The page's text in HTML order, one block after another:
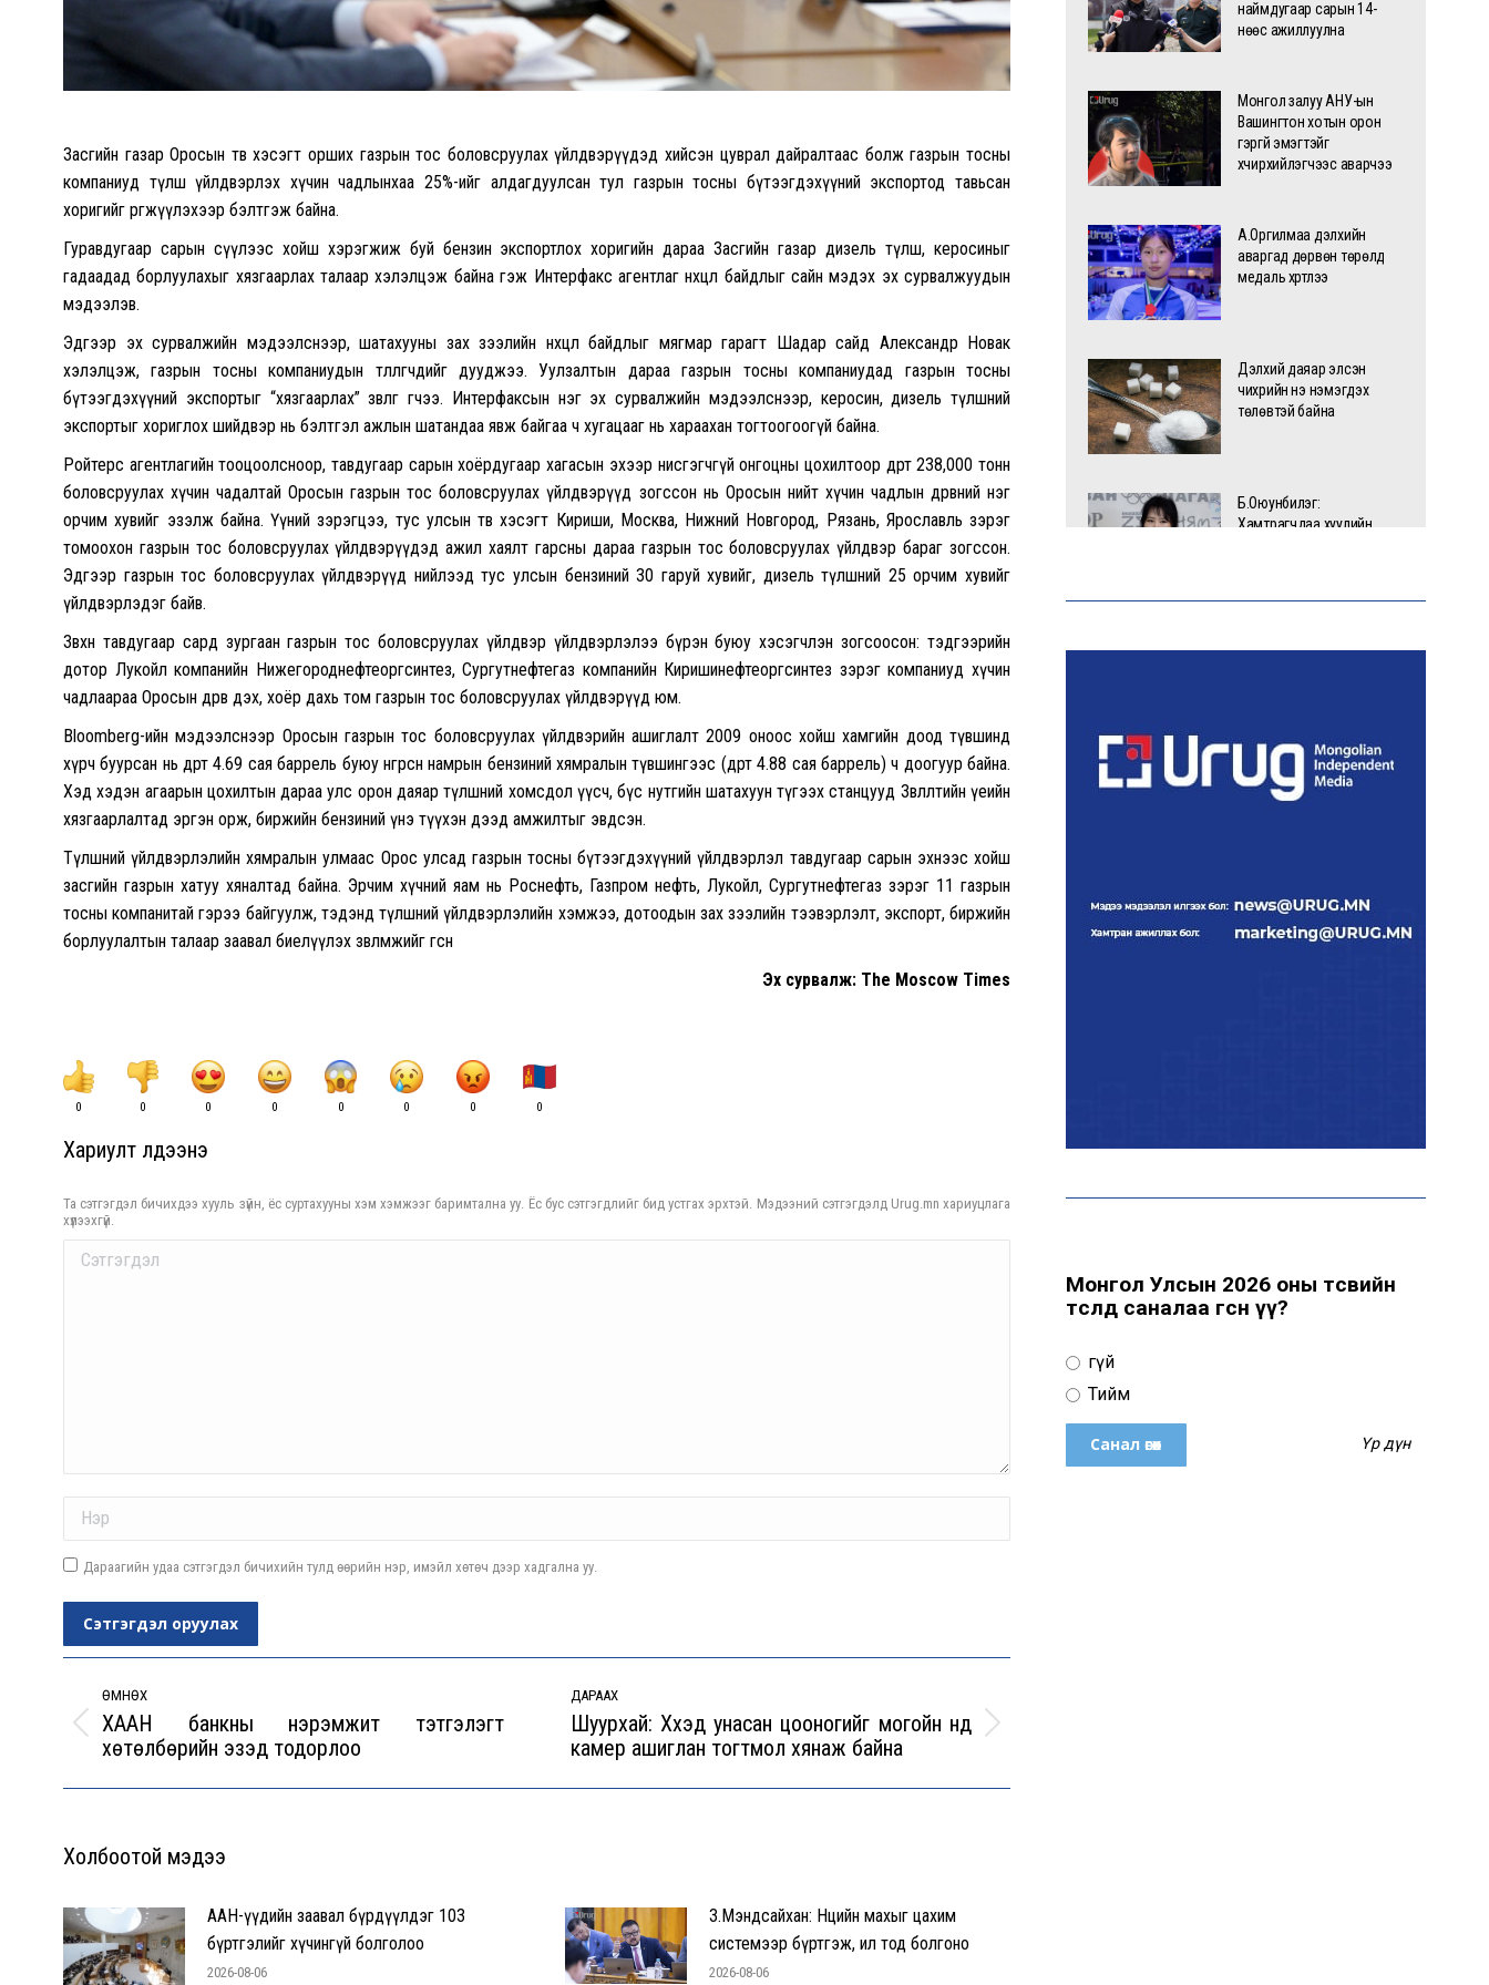
Засгийн газар Оросын төв хэсэгт орших газрын тос боловсруулах үйлдвэрүүдэд хийсэн цуврал дайралтаас болж газрын тосны
компаниуд түлш үйлдвэрлэх хүчин чадлынхаа 25%-ийг алдагдуулсан тул газрын тосны бүтээгдэхүүний экспортод тавьсан
хоригийг өргөжүүлэхээр бэлтгэж байна.
Гуравдугаар сарын сүүлээс хойш хэрэгжиж буй бензин экспортлох хоригийн дараа Засгийн газар дизель түлш, керосиныг
гадаадад борлуулахыг хязгаарлах талаар хэлэлцэж байна гэж Интерфакс агентлаг нөхцөл байдлыг сайн мэдэх эх сурвалжуудын
мэдээлэв.
Эдгээр эх сурвалжийн мэдээлснээр, шатахууны зах зээлийн нөхцөл байдлыг мягмар гарагт Шадар сайд Александр Новак
хэлэлцэж, газрын тосны компаниудын төлөөлөгчдийг дууджээ. Уулзалтын дараа газрын тосны компаниудад газрын тосны
бүтээгдэхүүний экспортыг “хязгаарлах” зөвлөгөө өгчээ. Интерфаксын нэг эх сурвалжийн мэдээлснээр, керосин, дизель түлшний
экспортыг хориглох шийдвэр нь бэлтгэл ажлын шатандаа явж байгаа ч хугацааг нь хараахан тогтоогоогүй байна.
Ройтерс агентлагийн тооцоолсноор, тавдугаар сарын хоёрдугаар хагасын эхээр нисгэгчгүй онгоцны цохилтоор өдөрт 238,000 тонн
боловсруулах хүчин чадалтай Оросын газрын тос боловсруулах үйлдвэрүүд зогссон нь Оросын нийт хүчин чадлын дөрөвний нэг
орчим хувийг эзэлж байна. Үүний зэрэгцээ, тус улсын төв хэсэгт Кириши, Москва, Нижний Новгород, Рязань, Ярославль зэрэг
томоохон газрын тос боловсруулах үйлдвэрүүдэд ажил хаялт гарсны дараа газрын тос боловсруулах үйлдвэр бараг зогссон.
Эдгээр газрын тос боловсруулах үйлдвэрүүд нийлээд тус улсын бензиний 30 гаруй хувийг, дизель түлшний 25 орчим хувийг
үйлдвэрлэдэг байв.
Зөвхөн тавдугаар сард зургаан газрын тос боловсруулах үйлдвэр үйлдвэрлэлээ бүрэн буюу хэсэгчлэн зогсоосон: тэдгээрийн
дотор Лукойл компанийн Нижегороднефтеоргсинтез, Сургутнефтегаз компанийн Киришинефтеоргсинтез зэрэг компаниуд хүчин
чадлаараа Оросын дөрөв дэх, хоёр дахь том газрын тос боловсруулах үйлдвэрүүд юм.
Bloomberg-ийн мэдээлснээр Оросын газрын тос боловсруулах үйлдвэрийн ашиглалт 2009 оноос хойш хамгийн доод түвшинд
хүрч буурсан нь өдөрт 4.69 сая баррель буюу өнгөрсөн намрын бензиний хямралын түвшингээс (өдөрт 4.88 сая баррель) ч доогуур байна.
Хэд хэдэн агаарын цохилтын дараа улс орон даяар түлшний хомсдол үүсч, бүс нутгийн шатахуун түгээх станцууд Зөвлөлтийн үеийн
хязгаарлалтад эргэн орж, биржийн бензиний үнэ түүхэн дээд амжилтыг эвдсэн.
Түлшний үйлдвэрлэлийн хямралын улмаас Орос улсад газрын тосны бүтээгдэхүүний үйлдвэрлэл тавдугаар сарын эхнээс хойш
засгийн газрын хатуу хяналтад байна. Эрчим хүчний яам нь Роснефть, Газпром нефть, Лукойл, Сургутнефтегаз зэрэг 11 газрын
тосны компанитай гэрээ байгуулж, тэдэнд түлшний үйлдвэрлэлийн хэмжээ, дотоодын зах зээлийн тээвэрлэлт, экспорт, биржийн
борлуулалтын талаар заавал биелүүлэх зөвлөмжийг өгсөн
Эх сурвалж: The Moscow Times
0 0 0 0 0 0 0 0
Хариулт үлдээнэ үү
Та сэтгэгдэл бичихдээ хууль зүйн, ёс суртахууны хэм хэмжээг баримтална уу. Ёс бус сэтгэгдлийг бид устгах эрхтэй. Мэдээний сэтгэгдэлд Urug.mn хариуцлага
хүлээхгүй.
Comment
Дараагийн удаа сэтгэгдэл бичихийн тулд өөрийн нэр, имэйл хөтөч дээр хадгална уу.
Сэтгэгдэл оруулах
navigation
ӨМНӨХ
Previous
post:
ХААН банкны нэрэмжит тэтгэлэгт
хөтөлбөрийн эзэд тодорлоо
ДАРААХ
Next
Шуурхай: Хүүхэд унасан цооногийг могойн нүд
камер ашиглан тогтмол хянаж байна
Холбоотой мэдээ
ААН-үүдийн заавал бүрдүүлдэг 103
бүртгэлийг хүчингүй болголоо
2026-08-06
З.Мэндсайхан: Нөөцийн махыг цахим
системээр бүртгэж, ил тод болгоно
2026-08-06
наймдугаар сарын 14-
нөөс ажиллуулна
Монгол залуу АНУ-ын
Вашингтон хотын орон
гэргүй эмэгтэйг
хүчирхийлэгчээс аварчээ
А.Оргилмаа дэлхийн
аваргад дөрвөн төрөлд
медаль хүртлээ
Дэлхий даяар элсэн
чихрийн үнэ нэмэгдэх
төлөвтэй байна
Б.Оюунбилэг:
Хамтрагчдаа хуулийн
Д.Амарбаясгалан: Зах
Голомт банк АНЭУ-ын
Mashreq банканд Дирхам
Өчигдөр 102 тусгай
Монгол Улсын 2026 оны төсвийн
төсөлд саналаа өгсөн үү?
Үгүй
Тийм
Үр дүн